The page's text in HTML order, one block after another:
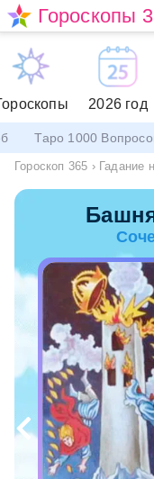
Гороскопы
2026 год
Таро 1000
Гороскоп 365 › Гадание